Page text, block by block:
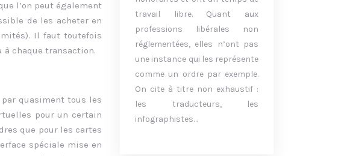
l’on peut également
de les acheter en
Il faut toutefois
chaque transaction.
quasiment tous les
pour un certain
que pour les cartes
spéciale mise en
travail libre. Quant aux
professions libérales non
réglementées, elles n’ont pas
une instance qui les représente
comme un ordre par exemple.
On cite à titre non exhaustif :
les traducteurs, les
infographistes…